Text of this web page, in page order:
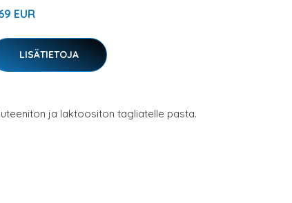
EUR
LISÄTIETOJA
ja laktoositon tagliatelle pasta.